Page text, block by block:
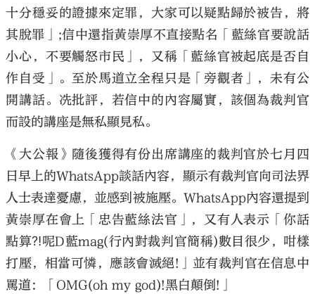
十分穩妥的證據來定罪，大家可以疑點歸於被告，將
其脫罪」;信中還指黃崇厚不直接點名「藍絲官要說話
小心，不要觸怒市民」，又稱「藍絲官被起底是否自
作自受」。至於馬道立全程只是「旁觀者」，未有公
開講話。冼批評，若信中的內容屬實，該個為裁判官
而設的講座是無私顯見私。
《大公報》隨後獲得有份出席講座的裁判官於七月四
日早上的WhatsApp談話內容，顯示有裁判官向司法界
人士表達憂慮，並感到被施壓。WhatsApp內容還提到
黃崇厚在會上「忠告藍絲法官」，又有人表示「你話
點算⁈呢D藍mag(行內對裁判官簡稱)數目很少，咁樣
打壓，相當可憐，應該會滅絕!」並有裁判官在信息中
罵道：「OMG(oh my god)!黑白顛倒!」